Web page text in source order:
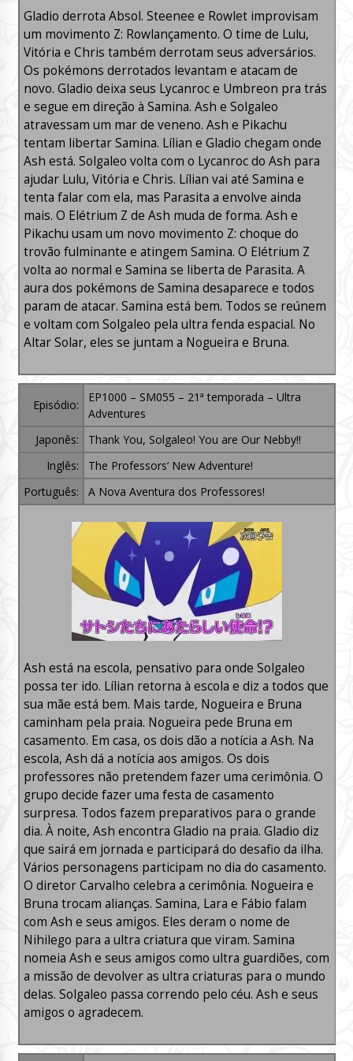
Gladio derrota Absol. Steenee e Rowlet improvisam
um movimento Z: Rowlançamento. O time de Lulu,
Vitória e Chris também derrotam seus adversários.
Os pokémons derrotados levantam e atacam de
novo. Gladio deixa seus Lycanroc e Umbreon pra trás
e segue em direção à Samina. Ash e Solgaleo
atravessam um mar de veneno. Ash e Pikachu
tentam libertar Samina. Lílian e Gladio chegam onde
Ash está. Solgaleo volta com o Lycanroc do Ash para
ajudar Lulu, Vitória e Chris. Lílian vai até Samina e
tenta falar com ela, mas Parasita a envolve ainda
mais. O Elétrium Z de Ash muda de forma. Ash e
Pikachu usam um novo movimento Z: choque do
trovão fulminante e atingem Samina. O Elétrium Z
volta ao normal e Samina se liberta de Parasita. A
aura dos pokémons de Samina desaparece e todos
param de atacar. Samina está bem. Todos se reúnem
e voltam com Solgaleo pela ultra fenda espacial. No
Altar Solar, eles se juntam a Nogueira e Bruna.
Episódio:
EP1000 – SM055 – 21ª temporada – Ultra
Adventures
Japonês:
Thank You, Solgaleo! You are Our Nebby!!
Inglês:
The Professors’ New Adventure!
Português:
A Nova Aventura dos Professores!
Ash está na escola, pensativo para onde Solgaleo
possa ter ido. Lílian retorna à escola e diz a todos que
sua mãe está bem. Mais tarde, Nogueira e Bruna
caminham pela praia. Nogueira pede Bruna em
casamento. Em casa, os dois dão a notícia a Ash. Na
escola, Ash dá a notícia aos amigos. Os dois
professores não pretendem fazer uma cerimônia. O
grupo decide fazer uma festa de casamento
surpresa. Todos fazem preparativos para o grande
dia. À noite, Ash encontra Gladio na praia. Gladio diz
que sairá em jornada e participará do desafio da ilha.
Vários personagens participam no dia do casamento.
O diretor Carvalho celebra a cerimônia. Nogueira e
Bruna trocam alianças. Samina, Lara e Fábio falam
com Ash e seus amigos. Eles deram o nome de
Nihilego para a ultra criatura que viram. Samina
nomeia Ash e seus amigos como ultra guardiões, com
a missão de devolver as ultra criaturas para o mundo
delas. Solgaleo passa correndo pelo céu. Ash e seus
amigos o agradecem.